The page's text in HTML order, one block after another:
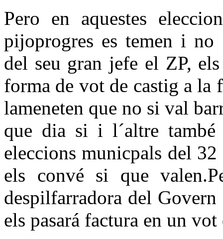
Pero en aquestes
pijoprogres es temen i no
del seu gran jefe el ZP,
forma de vot de castig a la
lameneten que no si val
que dia si i l´altre també
eleccions municpals del
els convé si que
despilfarradora del
els pasará factura en un